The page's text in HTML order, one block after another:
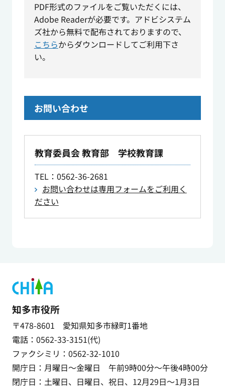
PDF形式のファイルをご覧いただくには、
Adobe Readerが必要です。アドビシステム
ズ社から無料で配布されておりますので、
こちらからダウンロードしてご利用下さ
い。
お問い合わせ
教育委員会 教育部 学校教育課
TEL：0562-36-2681
お問い合わせは専用フォームをご利用く
ださい
知多市役所
〒478-8601 愛知県知多市緑町1番地
電話：0562-33-3151(代)
ファクシミリ：0562-32-1010
開庁日：月曜日～金曜日 午前9時00分～午後4時00分
閉庁日：土曜日、日曜日、祝日、12月29日～1月3日